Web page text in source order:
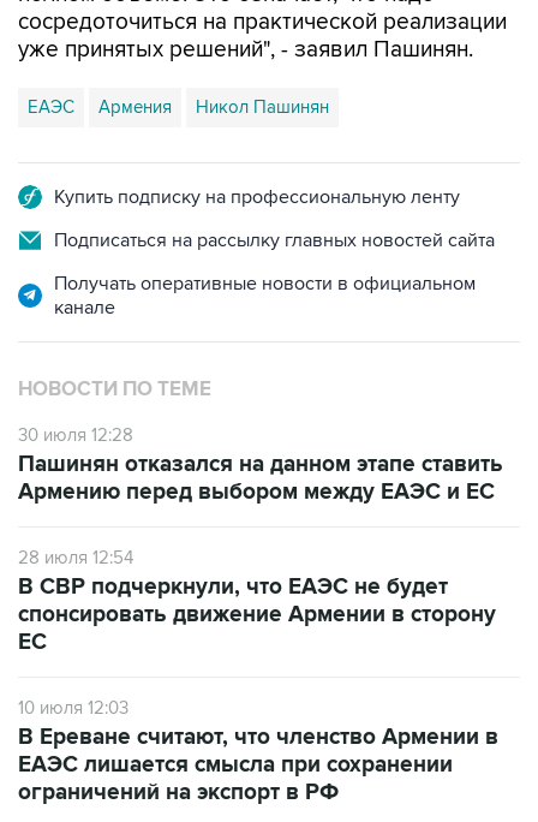
сосредоточиться на практической реализации
уже принятых решений", - заявил Пашинян.
ЕАЭС Армения Никол Пашинян
Купить подписку на профессиональную ленту
Подписаться на рассылку главных новостей сайта
Получать оперативные новости в официальном
канале
НОВОСТИ ПО ТЕМЕ
30 июля 12:28
Пашинян отказался на данном этапе ставить
Армению перед выбором между ЕАЭС и ЕС
28 июля 12:54
В СВР подчеркнули, что ЕАЭС не будет
спонсировать движение Армении в сторону
ЕС
10 июля 12:03
В Ереване считают, что членство Армении в
ЕАЭС лишается смысла при сохранении
ограничений на экспорт в РФ